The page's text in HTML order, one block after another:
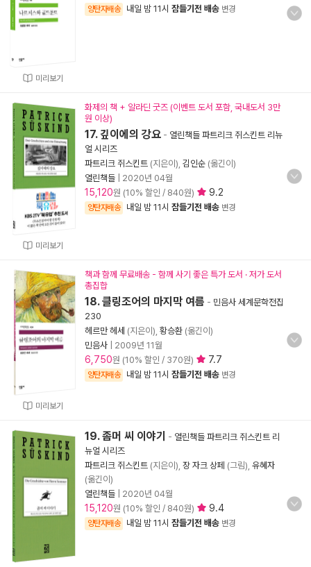
미리보기
양탄자배송 내일 밤 11시 잠들기전 배송 변경
미리보기
화제의 책 + 알라딘 굿즈 (이벤트 도서 포함, 국내도서 3만
원 이상)
17. 깊이에의 강요 - 열린책들 파트리크 쥐스킨트 리뉴
얼 시리즈
파트리크 쥐스킨트 (지은이), 김인순 (옮긴이)
열린책들
2020년 04월
15,120원 (10% 할인 / 840원) 9.2
양탄자배송 내일 밤 11시 잠들기전 배송 변경
미리보기
책과 함께 무료배송 - 함께 사기 좋은 특가 도서 · 저가 도서
총집합
18. 클링조어의 마지막 여름 - 민음사 세계문학전집
230
헤르만 헤세 (지은이), 황승환 (옮긴이)
민음사
2009년 11월
6,750원 (10% 할인 / 370원) 7.7
양탄자배송 내일 밤 11시 잠들기전 배송 변경
19. 좀머 씨 이야기 - 열린책들 파트리크 쥐스킨트 리
뉴얼 시리즈
파트리크 쥐스킨트 (지은이), 장 자크 상페 (그림), 유혜자
(옮긴이)
열린책들
2020년 04월
15,120원 (10% 할인 / 840원) 9.4
양탄자배송 내일 밤 11시 잠들기전 배송 변경